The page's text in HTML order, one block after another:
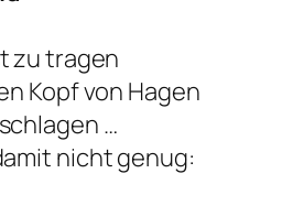
zu tragen
Kopf von Hagen
…
nicht genug: